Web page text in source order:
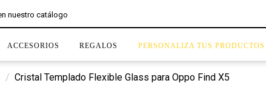
ACCESORIOS REGALOS PERSONALIZA TUS PRODUCTOS
Cristal Templado Flexible Glass para Oppo Find X5